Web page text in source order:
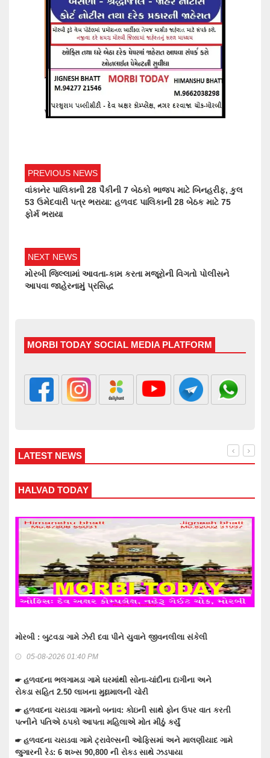
PREVIOUS NEWS
વાંકાનેર પાલિકાની 28 પૈકીની 7 બેઠકો ભાજપ માટે બિનહરીફ, કુલ
53 ઉમેદવારી પત્ર ભરાયા: હળવદ પાલિકાની 28 બેઠક માટે 75
ફોર્મ ભરાયા
NEXT NEWS
મોરબી જિલ્લામાં આવતા-કામ કરતા મજૂરોની વિગતો પોલીસને
આપવા જાહેરનામું પ્રસિદ્ધ
MORBI TODAY SOCIAL MEDIA PLATFORM
LATEST NEWS
HALVAD TODAY
: બુટવડા ગામે ઝેરી દવા પીને યુવાને જીવનલીલા સંકેલી
05-08-2026 01:40 PM
હળવદના ભલગામડા ગામે ઘરમાંથી સોના-ચાંદીના દાગીના અને
સહિત 2.50 લાખના મુદ્દામાલની ચોરી
હળવદના ચરાડવા ગામનો બનાવ: કોઇની સાથે ફોન ઉપર વાત કરતી
પતિએ ઠપકો આપતા મહિલાએ મોત મીઠું કર્યું
હળવદના ચરાડવા ગામે ટ્રાવેલ્સની ઓફિસમાં અને માલણીયાદ ગામે
રેડ: 6 શખ્સ 90,800 ની રોકડ સાથે ઝડપાયા